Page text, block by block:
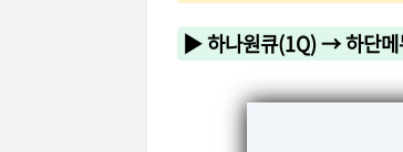
▶ 하나원큐(1Q) → 하단